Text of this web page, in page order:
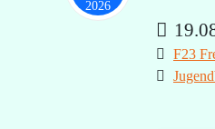
2026
F23